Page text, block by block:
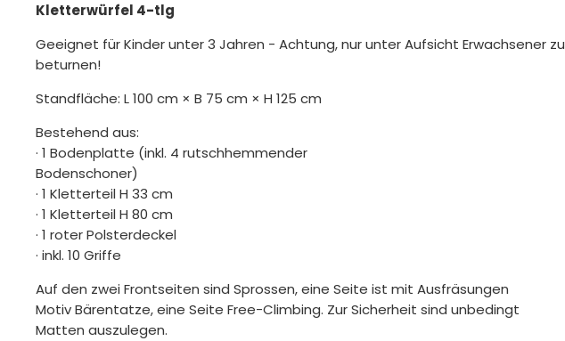
Kletterwürfel 4-tlg
Geeignet für Kinder unter 3 Jahren - Achtung, nur unter Aufsicht Erwachsener zu
beturnen!
Standfläche: L 100 cm × B 75 cm × H 125 cm
Bestehend aus:
· 1 Bodenplatte (inkl. 4 rutschhemmender
Bodenschoner)
· 1 Kletterteil H 33 cm
· 1 Kletterteil H 80 cm
· 1 roter Polsterdeckel
· inkl. 10 Griffe
Auf den zwei Frontseiten sind Sprossen, eine Seite ist mit Ausfräsungen
Motiv Bärentatze, eine Seite Free-Climbing. Zur Sicherheit sind unbedingt
Matten auszulegen.